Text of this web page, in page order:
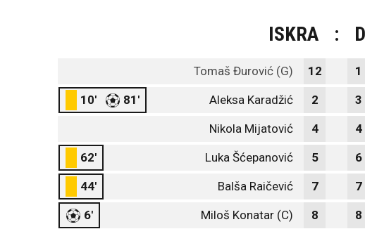
ISKRA :
Tomaš Đurović (G) 12 1
10' 81' Aleksa Karadžić 2 3
Nikola Mijatović 4 4
62' Luka Šćepanović 5 6
44' Balša Raičević 7 7
6' Miloš Konatar (C) 8 8